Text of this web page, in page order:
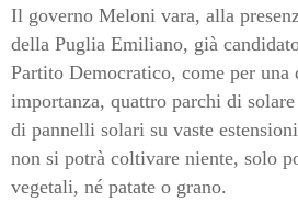
Il governo Meloni vara, alla
della Puglia Emiliano, già
Partito Democratico, come per una
importanza, quattro parchi di
di pannelli solari su vaste
non si potrà coltivare niente, solo
vegetali, né patate o grano.